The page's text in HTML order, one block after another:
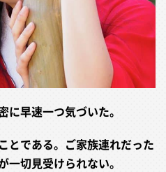
に早速一つ気づいた。
とである。ご家族連れだった
一切見受けられない。